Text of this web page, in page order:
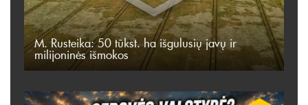
M. Rusteika: 50 tūkst. ha išgulusių javų ir
milijoninės išmokos